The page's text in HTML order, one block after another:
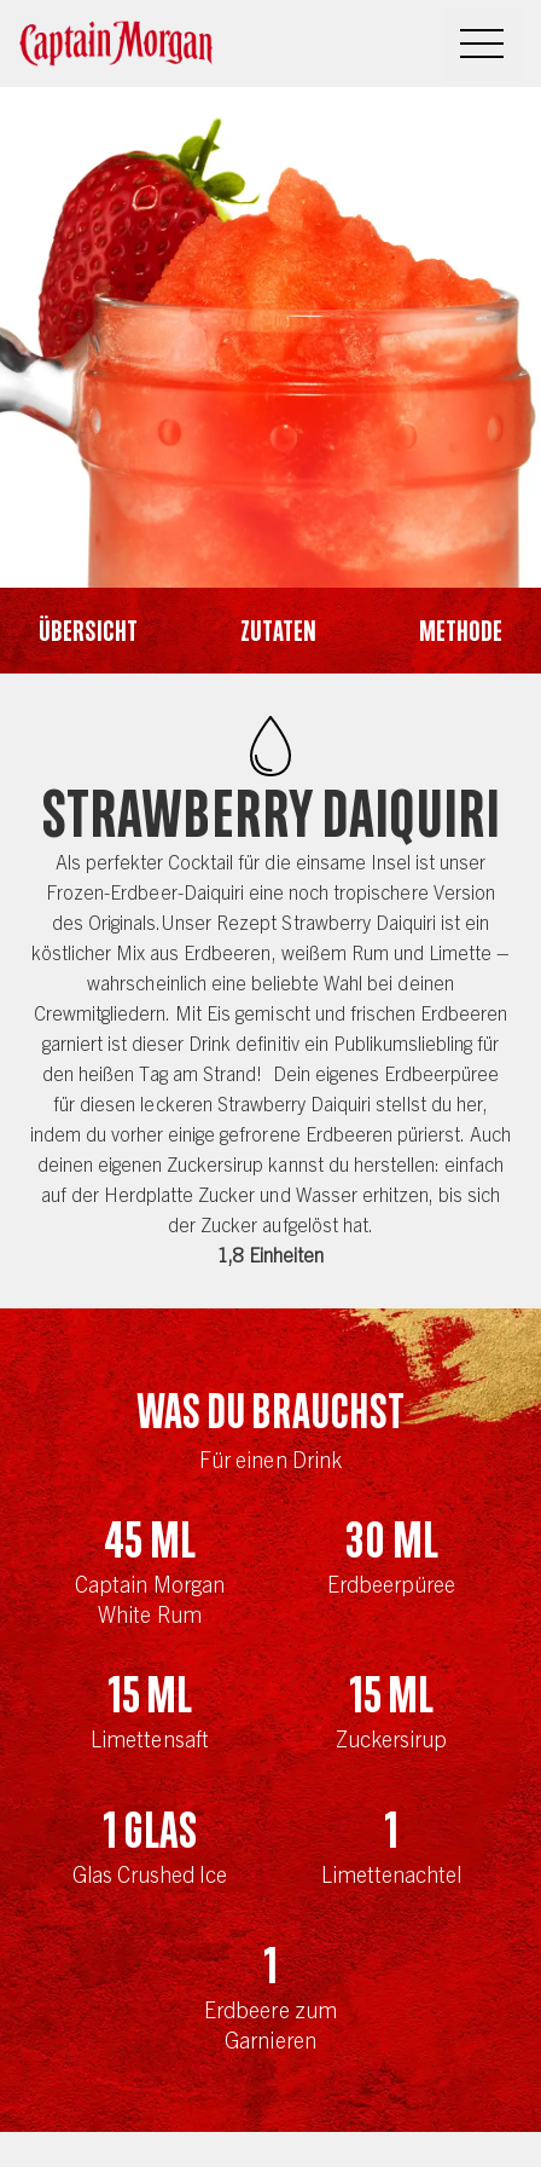
Übersicht Zutaten Methode
Strawberry Daiquiri
Als perfekter Cocktail für die einsame Insel ist unser
Frozen-Erdbeer-Daiquiri eine noch tropischere Version
des Originals.Unser Rezept Strawberry Daiquiri ist ein
köstlicher Mix aus Erdbeeren, weißem Rum und Limette –
wahrscheinlich eine beliebte Wahl bei deinen
Crewmitgliedern. Mit Eis gemischt und frischen Erdbeeren
garniert ist dieser Drink definitiv ein Publikumsliebling für
den heißen Tag am Strand! Dein eigenes Erdbeerpüree
für diesen leckeren Strawberry Daiquiri stellst du her,
indem du vorher einige gefrorene Erdbeeren pürierst. Auch
deinen eigenen Zuckersirup kannst du herstellen: einfach
auf der Herdplatte Zucker und Wasser erhitzen, bis sich
der Zucker aufgelöst hat.
1,8 Einheiten
Was du brauchst
Für einen Drink
45ml
Captain Morgan
White Rum
30ml
Erdbeerpüree
15ml
Limettensaft
15ml
Zuckersirup
1Glas
Glas Crushed Ice
1
Limettenachtel
1
Erdbeere zum
Garnieren